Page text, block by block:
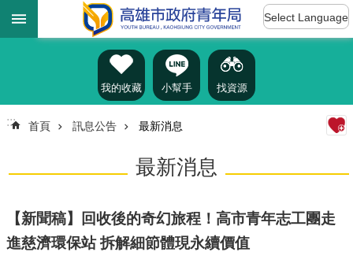
跳到主要內容區塊
識
訊
息
Select Language
我的收藏 小幫手 找資源
::: 首頁 訊息公告 最新消息
最新消息
【新聞稿】回收後的奇幻旅程！高市青年志工團走
進慈濟環保站 拆解細節體現永續價值